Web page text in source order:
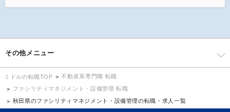
その他メニュー
ミドルの転職TOP
不動産系専門職 転職
ファシリティマネジメント・設備管理 転職
秋田県のファシリティマネジメント・設備管理の転職・求人一覧